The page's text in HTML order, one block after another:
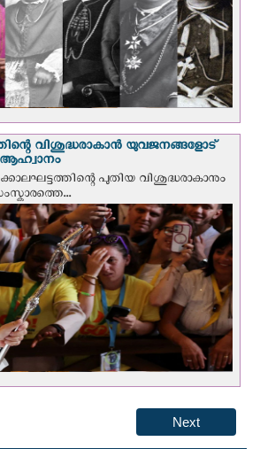
വിശുദ്ധരാകാന്‍ യുവജനങ്ങളോട്
പുതിയ വിശുദ്ധരാകാനും
Next